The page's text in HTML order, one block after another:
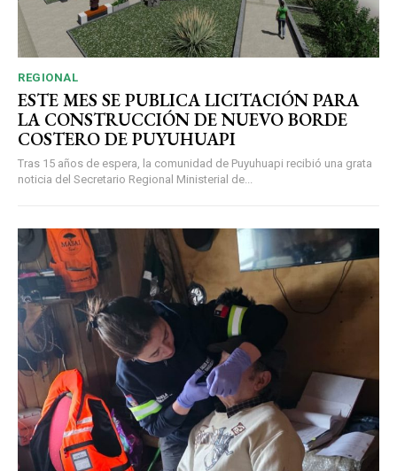
REGIONAL
ESTE MES SE PUBLICA LICITACIÓN PARA
LA CONSTRUCCIÓN DE NUEVO BORDE
COSTERO DE PUYUHUAPI
Tras 15 años de espera, la comunidad de Puyuhuapi recibió una grata
noticia del Secretario Regional Ministerial de...